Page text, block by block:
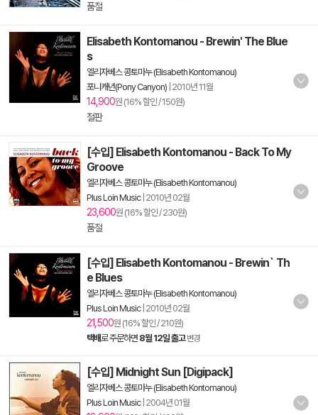
품절
Elisabeth Kontomanou - Brewin' The Blue
s
엘리자베스 콩토마누 (Elisabeth Kontomanou)
포니캐년(Pony Canyon) 2010년 11월
14,900원 (16% 할인 / 150원)
절판
[수입] Elisabeth Kontomanou - Back To My
Groove
엘리자베스 콩토마누 (Elisabeth Kontomanou)
Plus Loin Music| 2010년 02월
23,600원 (16% 할인 / 230원)
품절
[수입] Elisabeth Kontomanou - Brewin` Th
e Blues
엘리자베스 콩토마누 (Elisabeth Kontomanou)
Plus Loin Music| 2010년 02월
21,500원 (16% 할인 / 210원)
택배로 주문하면 8월 12일 출고 변경
[수입] Midnight Sun [Digipack]
엘리자베스 콩토마누 (Elisabeth Kontomanou)
Plus Loin Music| 2004년 01월